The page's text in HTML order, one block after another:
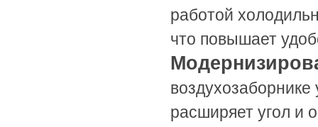
работой
что повышает
расширяет угол и